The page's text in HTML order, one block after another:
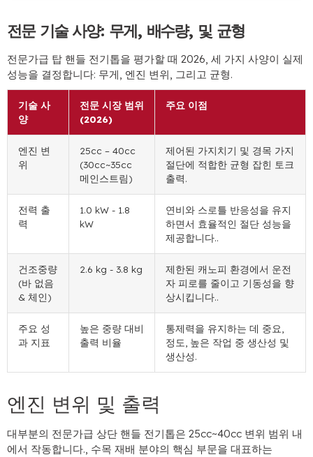
전문 기술 사양: 무게, 배수량, 및 균형
전문가급 탑 핸들 전기톱을 평가할 때 2026, 세 가지 사양이 실제
성능을 결정합니다: 무게, 엔진 변위, 그리고 균형.
기술 사
양
전문 시장 범위
(2026)
주요 이점
엔진 변
위
25cc – 40cc
(30cc~35cc
메인스트림)
제어된 가지치기 및 경목 가지
절단에 적합한 균형 잡힌 토크
출력.
전력 출
력
1.0 kW - 1.8
kW
연비와 스로틀 반응성을 유지
하면서 효율적인 절단 성능을
제공합니다..
건조중량
(바 없음
& 체인)
2.6 kg - 3.8 kg
제한된 캐노피 환경에서 운전
자 피로를 줄이고 기동성을 향
상시킵니다..
주요 성
과 지표
높은 중량 대비
출력 비율
통제력을 유지하는 데 중요,
정도, 높은 작업 중 생산성 및
생산성.
엔진 변위 및 출력
대부분의 전문가급 상단 핸들 전기톱은 25cc~40cc 변위 범위 내
에서 작동합니다., 수목 재배 분야의 핵심 부문을 대표하는